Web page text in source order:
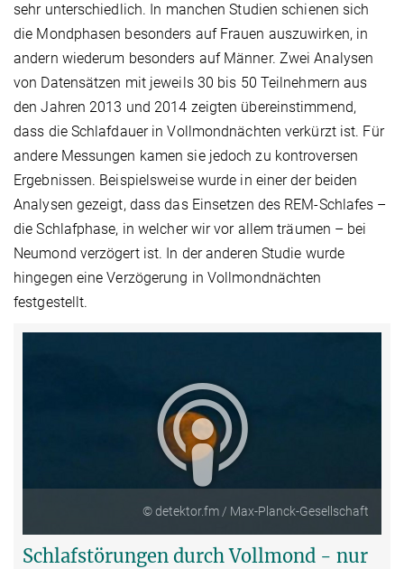
sehr unterschiedlich. In manchen Studien schienen sich
die Mondphasen besonders auf Frauen auszuwirken, in
andern wiederum besonders auf Männer. Zwei Analysen
von Datensätzen mit jeweils 30 bis 50 Teilnehmern aus
den Jahren 2013 und 2014 zeigten übereinstimmend,
dass die Schlafdauer in Vollmondnächten verkürzt ist. Für
andere Messungen kamen sie jedoch zu kontroversen
Ergebnissen. Beispielsweise wurde in einer der beiden
Analysen gezeigt, dass das Einsetzen des REM-Schlafes –
die Schlafphase, in welcher wir vor allem träumen – bei
Neumond verzögert ist. In der anderen Studie wurde
hingegen eine Verzögerung in Vollmondnächten
festgestellt.
© detektor.fm / Max-Planck-Gesellschaft
Schlafstörungen durch Vollmond - nur